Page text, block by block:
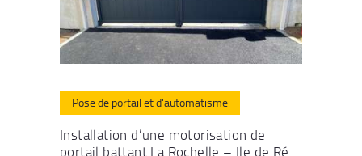
Pose de portail et d'automatisme
Installation d’une motorisation de
portail battant La Rochelle – Ile de Ré